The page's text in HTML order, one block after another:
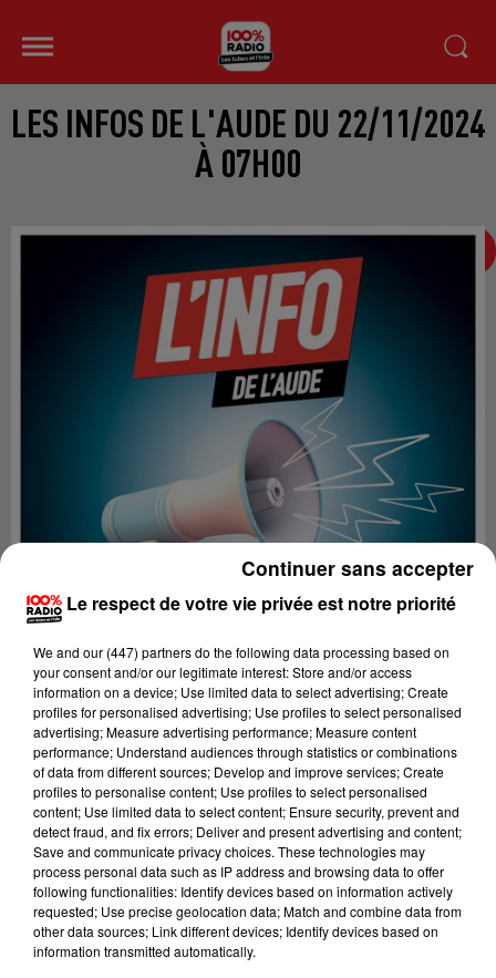
LES INFOS DE L'AUDE DU 22/11/2024
À 07H00
Lecture (4 min 24 sec)
100%
100% Radio les infos de l'Aude
Le respect de votre vie privée est notre priorité
We and our (447) partnersdo the following data processing based on
your consent and/or our legitimate interest: Store and/or access
information on a device; Use limited data to select advertising; Create
profiles for personalised advertising; Use profiles to select personalised
advertising; Measure advertising performance; Measure content
performance; Understand audiences through statistics or combinations
of data from different sources; Develop and improve services; Create
profiles to personalise content; Use profiles to select personalised
content; Use limited data to select content; Ensure security, prevent and
detect fraud, and fix errors; Deliver and present advertising and content;
Save and communicate privacy choices. These technologies may
process personal data such as IP address and browsing data to offer
following functionalities: Identify devices based on information actively
requested; Use precise geolocation data; Match and combine data from
other data sources; Link different devices; Identify devices based on
information transmitted automatically.
Continuer sans accepter